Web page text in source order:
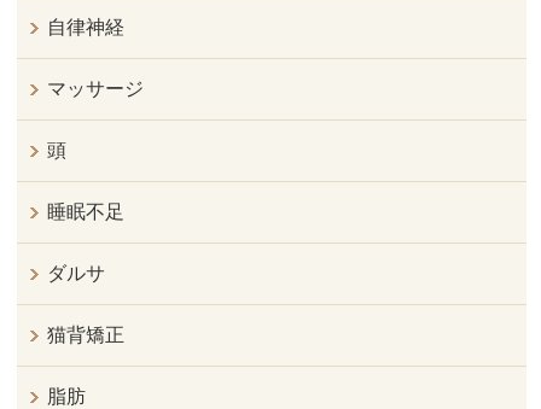
自律神経
マッサージ
頭
睡眠不足
ダルサ
猫背矯正
脂肪